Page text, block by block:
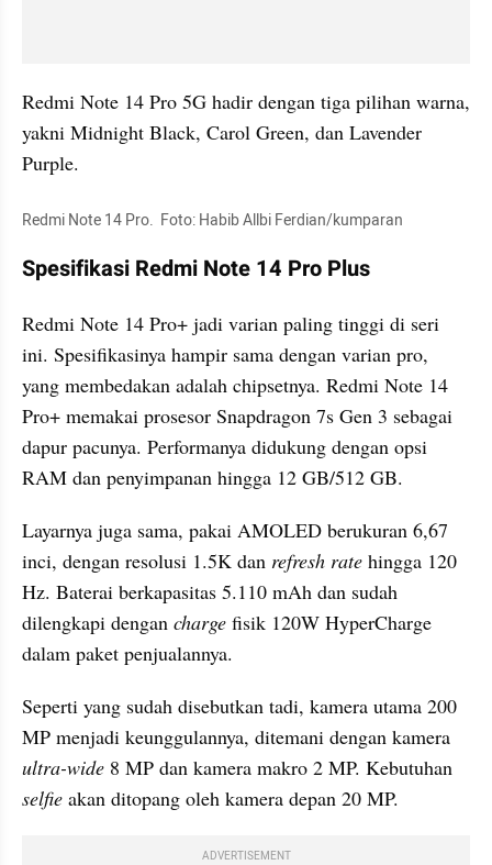
Redmi Note 14 Pro 5G hadir dengan tiga pilihan warna,
yakni Midnight Black, Carol Green, dan Lavender
Purple.
Redmi Note 14 Pro.  Foto: Habib Allbi Ferdian/kumparan
Spesifikasi Redmi Note 14 Pro Plus
Redmi Note 14 Pro+ jadi varian paling tinggi di seri
ini. Spesifikasinya hampir sama dengan varian pro,
yang membedakan adalah chipsetnya. Redmi Note 14
Pro+ memakai prosesor Snapdragon 7s Gen 3 sebagai
dapur pacunya. Performanya didukung dengan opsi
RAM dan penyimpanan hingga 12 GB/512 GB.
Layarnya juga sama, pakai AMOLED berukuran 6,67
inci, dengan resolusi 1.5K dan refresh rate hingga 120
Hz. Baterai berkapasitas 5.110 mAh dan sudah
dilengkapi dengan charge fisik 120W HyperCharge
dalam paket penjualannya.
Seperti yang sudah disebutkan tadi, kamera utama 200
MP menjadi keunggulannya, ditemani dengan kamera
ultra-wide 8 MP dan kamera makro 2 MP. Kebutuhan
selfie akan ditopang oleh kamera depan 20 MP.
ADVERTISEMENT